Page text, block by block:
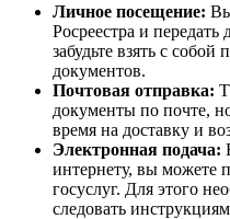
Личное посещение:
Росреестра и
забудьте взять с
документов.
Почтовая отправка:
документы по почте,
время на доставку и
Электронная подача:
интернету, вы можете
госуслуг. Для этого
следовать